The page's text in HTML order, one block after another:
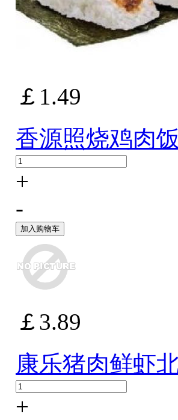
￡1.49
香源照烧鸡肉
+
-
加入购物车
￡3.89
康乐猪肉鲜虾
+